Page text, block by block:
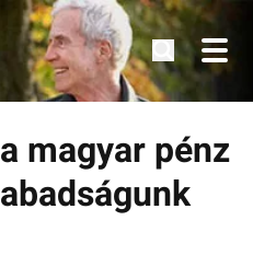
számára.
magyar pénz